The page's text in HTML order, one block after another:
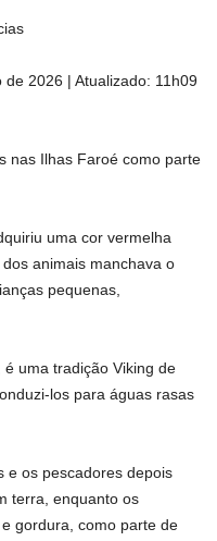
de 2026 | Atualizado: 11h09
nas Ilhas Faroé como parte
uma cor vermelha
animais manchava o
pequenas,
é uma tradição Viking de
los para águas rasas
e os pescadores depois
terra, enquanto os
gordura, como parte de